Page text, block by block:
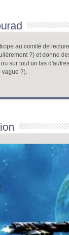
au comité de
?) et donne
sur tout un tas
vague ?).